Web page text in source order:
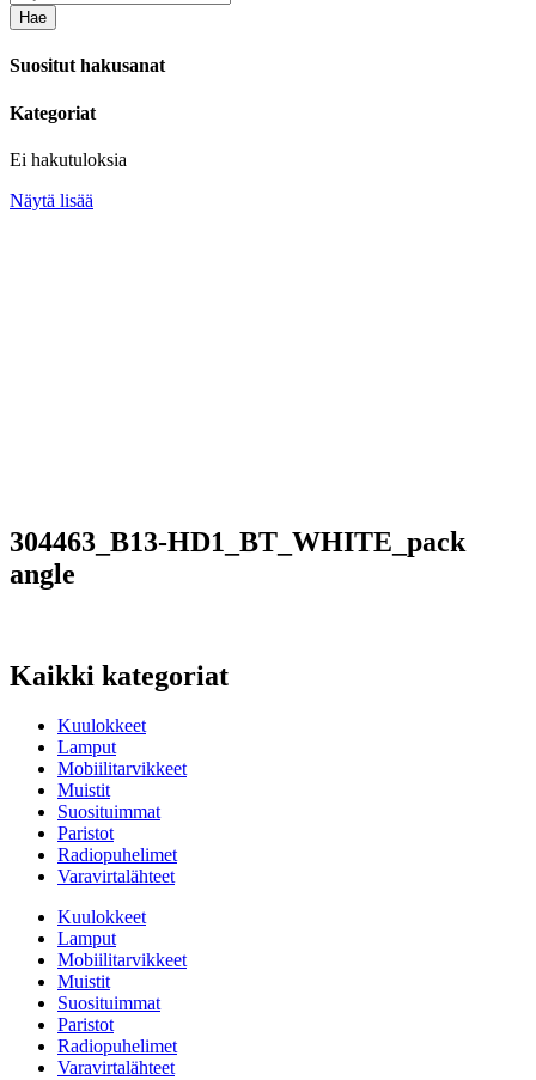
Hae
Suositut hakusanat
Kategoriat
Ei hakutuloksia
Näytä lisää
304463_B13-HD1_BT_WHITE_pack
angle
Kaikki kategoriat
Kuulokkeet
Lamput
Mobiilitarvikkeet
Muistit
Suosituimmat
Paristot
Radiopuhelimet
Varavirtalähteet
Kuulokkeet
Lamput
Mobiilitarvikkeet
Muistit
Suosituimmat
Paristot
Radiopuhelimet
Varavirtalähteet